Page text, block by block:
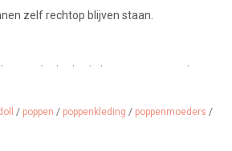
zelf rechtop blijven staan.
donkerbruin haar met pony, witte
bestaande uit een wit broekje en een top.
/ poppen / poppenkleding / poppenmoeders /